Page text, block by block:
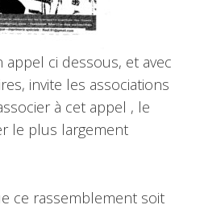
appel ci dessous, et avec
invite les associations
à cet appel , le
le plus largement
ce rassemblement soit